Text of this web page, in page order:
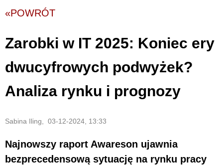
«POWRÓT
Zarobki w IT 2025: Koniec ery
dwucyfrowych podwyżek?
Analiza rynku i prognozy
Sabina Iling, 03-12-2024, 13:33
Najnowszy raport Awareson ujawnia
bezprecedensową sytuację na rynku pracy